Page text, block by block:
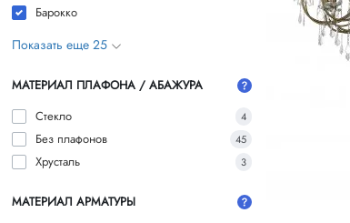
Барокко
Показать еще 25
МАТЕРИАЛ ПЛАФОНА / АБАЖУРА
Стекло
4
Без плафонов 45
Хрусталь 3
МАТЕРИАЛ АРМАТУРЫ